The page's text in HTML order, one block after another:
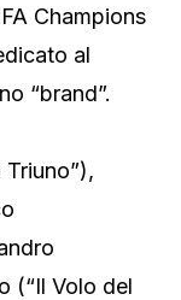
Champions
al
“brand”.
(“Il Volo del